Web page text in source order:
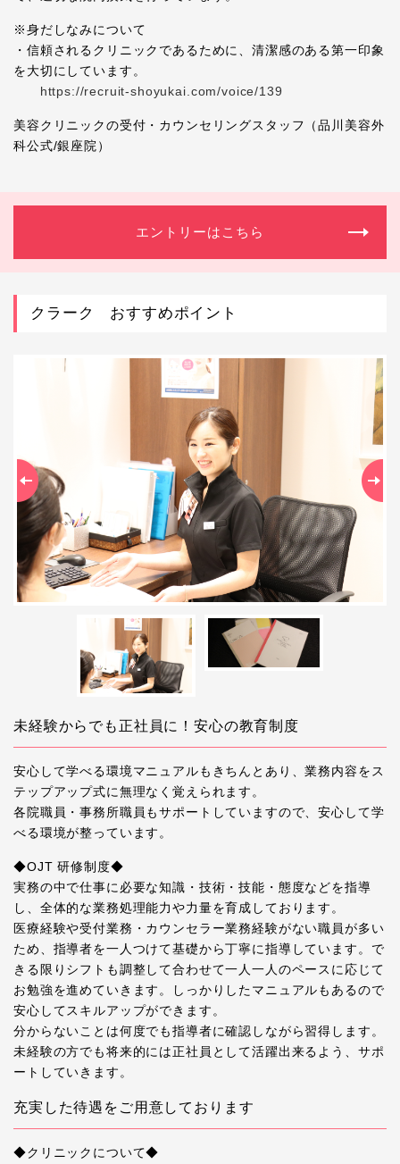
※身だしなみについて
・信頼されるクリニックであるために、清潔感のある第一印象
を大切にしています。
https://recruit-shoyukai.com/voice/139
美容クリニックの受付・カウンセリングスタッフ（品川美容外
科公式/銀座院）
エントリーはこちら
クラーク おすすめポイント
Previous
未経験からでも正社員に！安心の教育制度
安心して学べる環境マニュアルもきちんとあり、業務内容をス
テップアップ式に無理なく覚えられます。
各院職員・事務所職員もサポートしていますので、安心して学
べる環境が整っています。
◆OJT 研修制度◆
実務の中で仕事に必要な知識・技術・技能・態度などを指導
し、全体的な業務処理能力や力量を育成しております。
医療経験や受付業務・カウンセラー業務経験がない職員が多い
ため、指導者を一人つけて基礎から丁寧に指導しています。で
きる限りシフトも調整して合わせて一人一人のペースに応じて
お勉強を進めていきます。しっかりしたマニュアルもあるので
安心してスキルアップができます。
分からないことは何度でも指導者に確認しながら習得します。
未経験の方でも将来的には正社員として活躍出来るよう、サポ
ートしていきます。
充実した待遇をご用意しております
◆クリニックについて◆